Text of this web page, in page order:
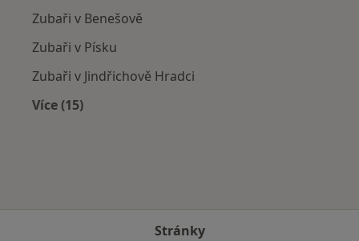
Zubaři v Benešově
Zubaři v Písku
Zubaři v Jindřichově Hradci
Více (15)
Stránky